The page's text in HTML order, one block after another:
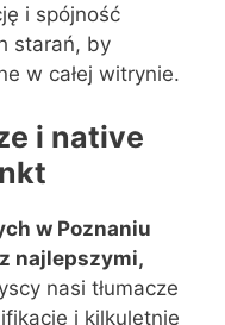
i spójność
starań, by
w całej witrynie.
i native
w Poznaniu
najlepszymi,
nasi tłumacze
i kilkuletnie